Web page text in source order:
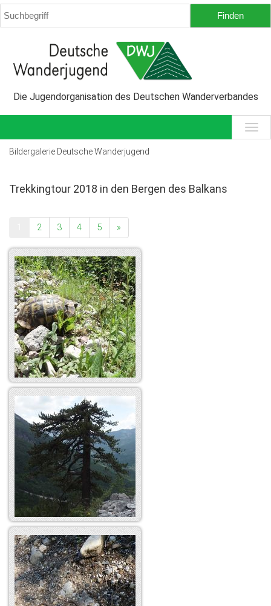
Die Jugendorganisation des Deutschen Wanderverbandes
Bildergalerie Deutsche Wanderjugend
Trekkingtour 2018 in den Bergen des Balkans
2 3 4 5 »